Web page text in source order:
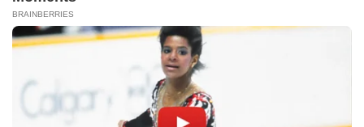
No comments to show.
© 2026 PG News• Built with